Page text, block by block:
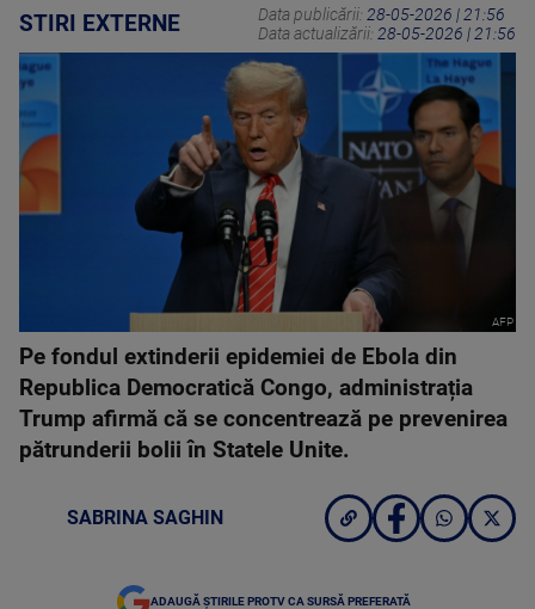
STIRI EXTERNE Data publicării: 28-05-2026 | 21:56
Data actualizării: 28-05-2026 | 21:56
AFP
Pe fondul extinderii epidemiei de Ebola din
Republica Democratică Congo, administrația
Trump afirmă că se concentrează pe prevenirea
pătrunderii bolii în Statele Unite.
SABRINA SAGHIN
ADAUGĂ ȘTIRILE PROTV CA SURSĂ PREFERATĂ